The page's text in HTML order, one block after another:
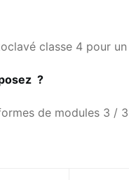
classe 4 pour
?
de modules 3